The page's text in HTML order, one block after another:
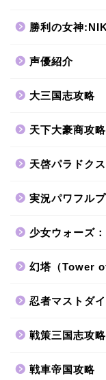
勝利の女神
声優紹介
大三国志攻略
天下大豪商攻略
天啓パラドク
実況パワフル
少女ウォーズ
幻塔（Tower
忍者マストダ
戦策三国志攻略
戦車帝国攻略